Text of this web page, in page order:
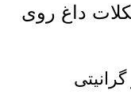
داغ روی